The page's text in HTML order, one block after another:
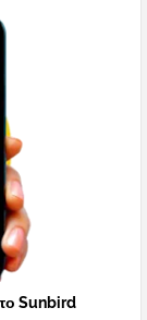
Sunbird